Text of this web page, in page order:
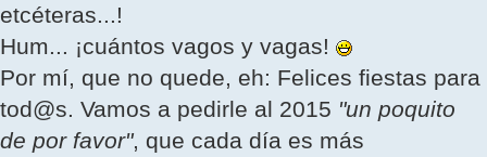
etcéteras...!
Hum... ¡cuántos vagos y vagas!
Por mí, que no quede, eh: Felices fiestas para
tod@s. Vamos a pedirle al 2015 "un poquito
de por favor", que cada día es más